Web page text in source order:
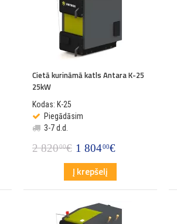
Cietā kurināmā katls Antara K-25
25kW
Kodas: K-25
Piegādāsim
3-7 d.d.
2 82000€ 1 80400€
Į krepšelį